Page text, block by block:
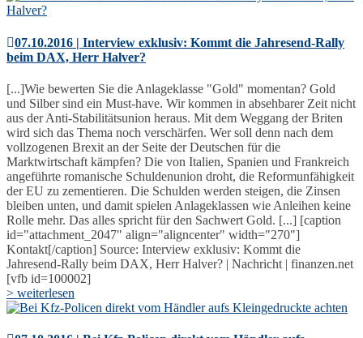
07.10.2016 | Interview exklusiv: Kommt die Jahresend-Rally
beim DAX, Herr Halver?
[...]Wie bewerten Sie die Anlageklasse "Gold" momentan? Gold
und Silber sind ein Must-have. Wir kommen in absehbarer Zeit nicht
aus der Anti-Stabilitätsunion heraus. Mit dem Weggang der Briten
wird sich das Thema noch verschärfen. Wer soll denn nach dem
vollzogenen Brexit an der Seite der Deutschen für die
Marktwirtschaft kämpfen? Die von Italien, Spanien und Frankreich
angeführte romanische Schuldenunion droht, die Reformunfähigkeit
der EU zu zementieren. Die Schulden werden steigen, die Zinsen
bleiben unten, und damit spielen Anlageklassen wie Anleihen keine
Rolle mehr. Das alles spricht für den Sachwert Gold. [...] [caption
id="attachment_2047" align="aligncenter" width="270"]
Kontakt[/caption] Source: Interview exklusiv: Kommt die
Jahresend-Rally beim DAX, Herr Halver? | Nachricht | finanzen.net
[vfb id=100002]
> weiterlesen